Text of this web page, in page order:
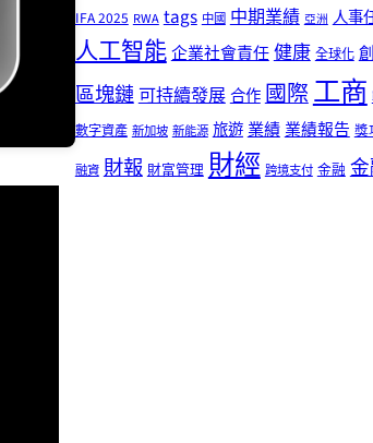
IFA 2025 RWA tags 中國 中期業績 亞洲 人事
人工智能企業社會責任健康 全球化
區塊鏈可持續發展合作國際工商
數字資產 新加坡 新能源 旅遊業績業績報告 獎
融資 財報 財富管理 財經 跨境支付 金融